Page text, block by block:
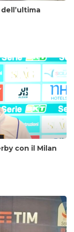
con il Milan